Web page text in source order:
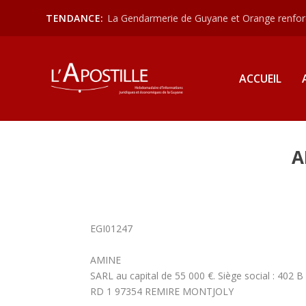
TENDANCE: La Gendarmerie de Guyane et Orange
ACCUEIL
EGI01247
AMINE
SARL au capital de 55 000 €. Siège social : 402
RD 1 97354 REMIRE MONTJOLY